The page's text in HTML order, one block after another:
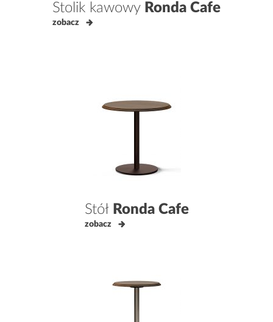
Stolik kawowy Ronda Cafe
zobacz
Stół Ronda Cafe
zobacz